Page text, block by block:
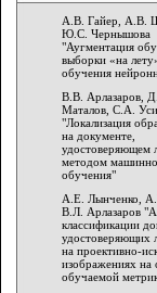
А.В. Гайер, А.В.
Ю.С. Чернышова
"Аугментация
выборки «на
обучения
В.В. Арлазаров,
Маталов, С.А.
"Локализация
на документе,
удостоверяющем
методом
обучения"
A.Е. Лынченко,
В.Л. Арлазаров
классификации
удостоверяющих
на проективно-
изображениях на
обучаемой